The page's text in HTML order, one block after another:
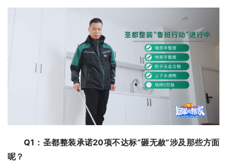
Q1：圣都整装承诺20项不达标“砸无赦”涉及那些方面
呢？